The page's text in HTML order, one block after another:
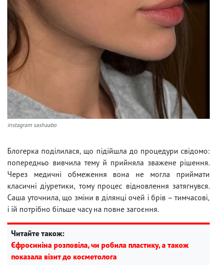
instagram sashaabo
Блогерка поділилася, що підійшла до процедури свідомо:
попередньо вивчила тему й прийняла зважене рішення.
Через медичні обмеження вона не могла приймати
класичні діуретики, тому процес відновлення затягнувся.
Саша уточнила, що зміни в ділянці очей і брів – тимчасові,
і їй потрібно більше часу на повне загоєння.
Читайте також:
Єфросиніна розповіла, чи робила пластику, а також
показала візит до косметолога